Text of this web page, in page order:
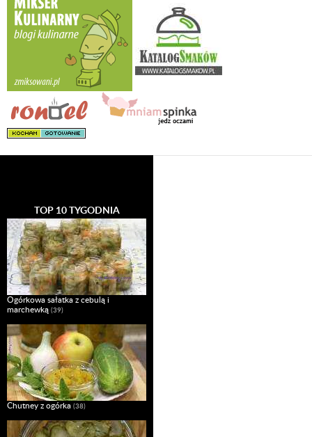
TOP 10 TYGODNIA
Ogórkowa sałatka z cebulą i
marchewką (39)
Chutney z ogórka (38)